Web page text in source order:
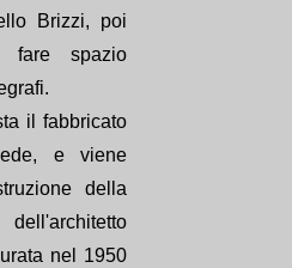
Brizzi, poi
fare spazio
il fabbricato
e viene
della
nel 1950